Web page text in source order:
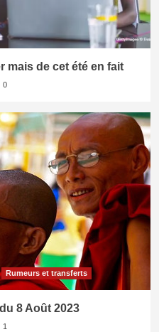
mais de cet été en fait
0
Rumeurs et transferts
8 Août 2023
1